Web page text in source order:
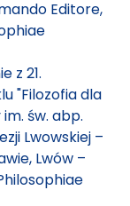
Editore,
z 21.
"Filozofia dla
św. abp.
Lwowskiej –
Lwów –